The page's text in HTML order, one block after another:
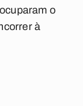
o
à